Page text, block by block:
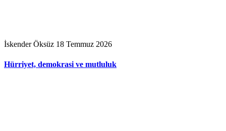
İskender Öksüz 18 Temmuz 2026
Hürriyet, demokrasi ve mutluluk